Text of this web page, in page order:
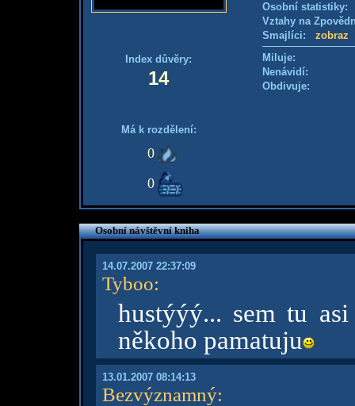
Index důvěry:
14
Má k rozdělení:
0
0
Osobní
Vztahy na
Smajlíci: zobraz
Miluje:
Nenávidí:
Obdivuje:
Osobní návštěvní kniha
14.07.2007 22:37:09
Tyboo:
hustýýý... sem tu
někoho pamatuju
13.01.2007 08:14:13
Bezvýznamný: